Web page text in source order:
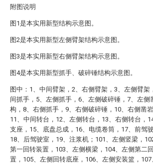
附图说明
图1是本实用新型结构示意图。
图2是本实用新型左侧臂架结构示意图。
图3是本实用新型右侧臂架结构示意图。
图4是本实用新型抓手、破碎锤结构示意图。
图中：1、中间臂架，2、右侧臂架，3、左侧臂架
间抓手，5、左侧抓手，6、左侧破碎锤，7、左侧
构，8、右侧抓手，9、右侧破碎锤，10、右侧凿岩
11、中间转台，12、左侧转台，13、右侧转台，
支座，15、底盘总成，16、电缆卷筒，17、前驾
18、后驾驶室，19、注浆机；101、左侧竖梁，
第一回转装置，103、左侧横梁，104、左侧第二
置，105、左侧回转底座，106、左侧安装篮，107